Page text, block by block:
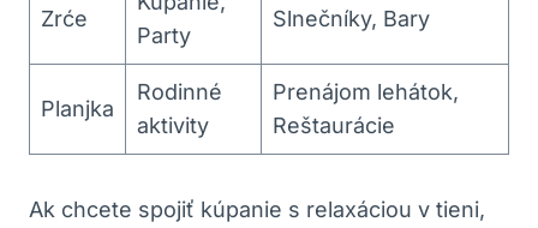
Zrće
Party
Slnečníky, Bary
Planjka
Rodinné
aktivity
Prenájom lehátok,
Reštaurácie
Ak chcete spojiť kúpanie s relaxáciou v tieni,